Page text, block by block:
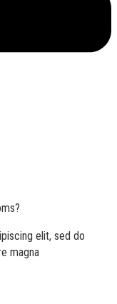
elit, sed do
magna